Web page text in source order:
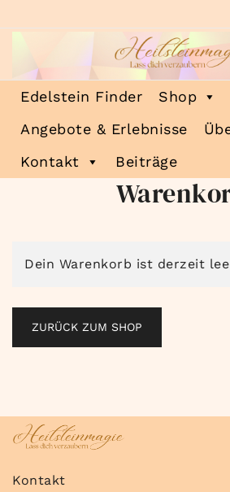
Inhalt
Heilsteinmagie
Lass dich verzaubern
Edelstein Finder
Shop
Angebote & Erlebnisse
Kontakt
Beiträge
Dein Warenkorb ist derzeit
ZURÜCK ZUM SHOP
Kontakt